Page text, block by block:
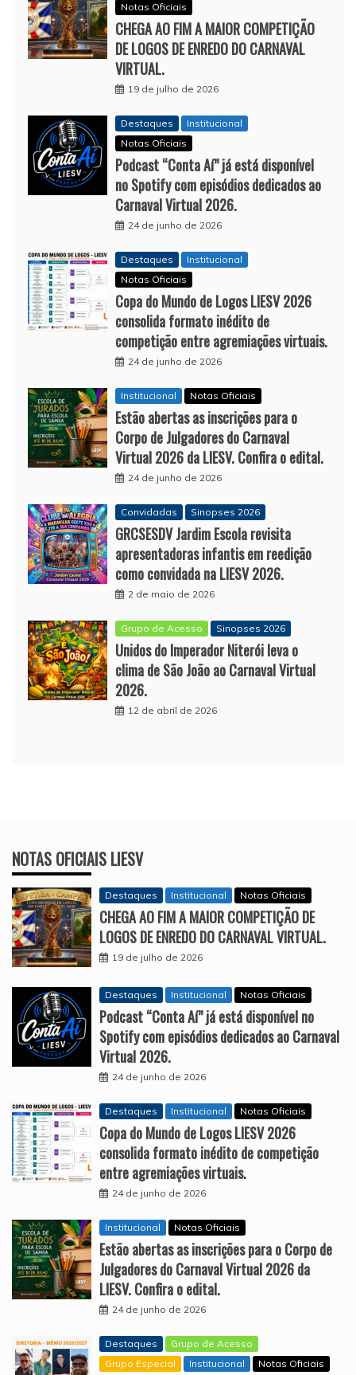
Notas Oficiais
CHEGA AO FIM A MAIOR COMPETIÇÃO
DE LOGOS DE ENREDO DO CARNAVAL
VIRTUAL.
19 de julho de 2026
Destaques
Institucional
Notas Oficiais
Podcast “Conta Aí” já está disponível
no Spotify com episódios dedicados ao
Carnaval Virtual 2026.
24 de junho de 2026
Destaques
Institucional
Notas Oficiais
Copa do Mundo de Logos LIESV 2026
consolida formato inédito de
competição entre agremiações virtuais.
24 de junho de 2026
Institucional Notas Oficiais
Estão abertas as inscrições para o
Corpo de Julgadores do Carnaval
Virtual 2026 da LIESV. Confira o edital.
24 de junho de 2026
Convidadas Sinopses 2026
GRCSESDV Jardim Escola revisita
apresentadoras infantis em reedição
como convidada na LIESV 2026.
2 de maio de 2026
Grupo de Acesso Sinopses 2026
Unidos do Imperador Niterói leva o
clima de São João ao Carnaval Virtual
2026.
12 de abril de 2026
NOTAS OFICIAIS LIESV
Destaques Institucional Notas Oficiais
CHEGA AO FIM A MAIOR COMPETIÇÃO DE
LOGOS DE ENREDO DO CARNAVAL VIRTUAL.
19 de julho de 2026
Destaques Institucional Notas Oficiais
Podcast “Conta Aí” já está disponível no
Spotify com episódios dedicados ao Carnaval
Virtual 2026.
24 de junho de 2026
Destaques Institucional Notas Oficiais
Copa do Mundo de Logos LIESV 2026
consolida formato inédito de competição
entre agremiações virtuais.
24 de junho de 2026
Institucional Notas Oficiais
Estão abertas as inscrições para o Corpo de
Julgadores do Carnaval Virtual 2026 da
LIESV. Confira o edital.
24 de junho de 2026
Destaques
Grupo de Acesso
Grupo Especial
Institucional Notas Oficiais